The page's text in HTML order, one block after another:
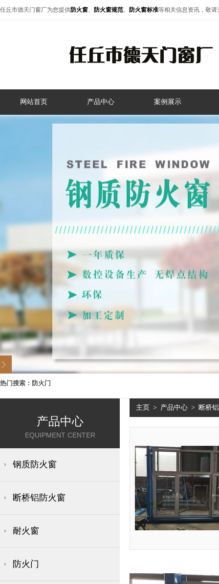
任丘市德天门窗厂为您提供防火窗、 防火窗规范、 防火窗标准等相关信息资讯，敬请
网站首页 产品中心 案例展示
热门搜索： 防火门
产品中心
EQUIPMENT CENTER
钢质防火窗
断桥铝防火窗
耐火窗
防火门
主页 > 产品中心 > 断桥